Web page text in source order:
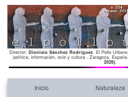
Director: Dionisio Sánchez Rodríguez. El Pollo
política, información, ocio y cultura . Zaragoza. España.
2026).
Inicio Naturaleza